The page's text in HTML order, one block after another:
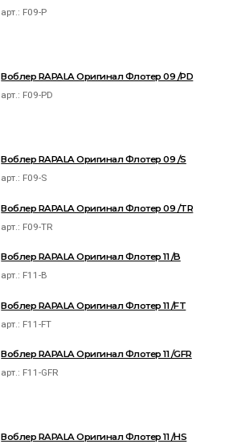
арт.: F09-P
Воблер RAPALA Оригинал Флотер 09 /PD
арт.: F09-PD
Воблер RAPALA Оригинал Флотер 09 /S
арт.: F09-S
Воблер RAPALA Оригинал Флотер 09 /TR
арт.: F09-TR
Воблер RAPALA Оригинал Флотер 11 /B
арт.: F11-B
Воблер RAPALA Оригинал Флотер 11 /FT
арт.: F11-FT
Воблер RAPALA Оригинал Флотер 11 /GFR
арт.: F11-GFR
Воблер RAPALA Оригинал Флотер 11 /HS